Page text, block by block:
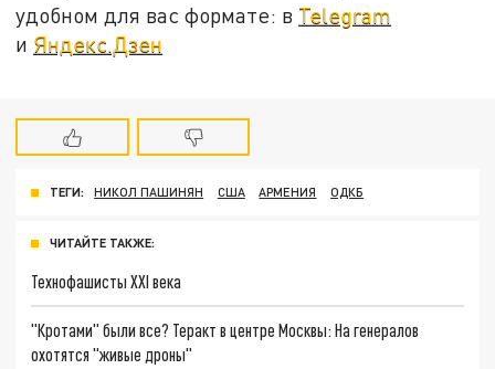
удобном для вас формате: в Telegram
и Яндекс.Дзен
ТЕГИ: НИКОЛ ПАШИНЯН США АРМЕНИЯ ОДКБ
ЧИТАЙТЕ ТАКЖЕ:
Технофашисты XXI века
"Кротами" были все? Теракт в центре Москвы: На генералов
охотятся "живые дроны"